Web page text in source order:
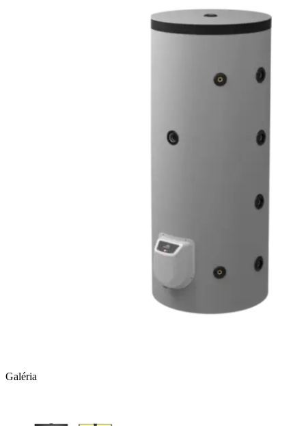
Galéria